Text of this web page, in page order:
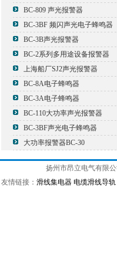
BC-809 声光报警器
BC-3BF 频闪声光电子蜂鸣器
BC-3B声光报警器
BC-2系列多用途设备报警器
上海船厂SJ2声光报警器
BC-8A电子蜂鸣器
BC-3A电子蜂鸣器
BC-110大功率声光报警器
BC-3BF声光电子蜂鸣器
大功率报警器BC-30
扬州市昂立电气有限
友情链接： 滑线集电器 电缆滑线导轨